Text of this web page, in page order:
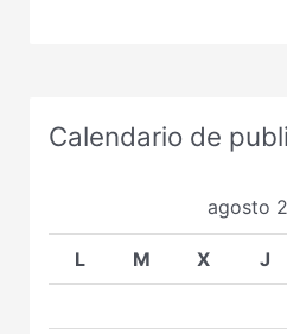
Calendario de
agosto
L M X J